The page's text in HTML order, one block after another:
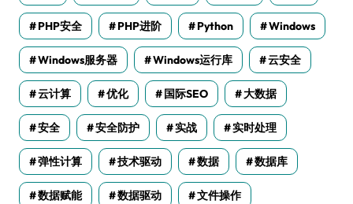
PHP安全 PHP进阶 Python Windows
Windows服务器 Windows运行库 云安全
云计算 优化 国际SEO 大数据
安全 安全防护 实战 实时处理
弹性计算 技术驱动 数据 数据库
数据赋能 数据驱动 文件操作